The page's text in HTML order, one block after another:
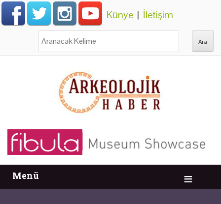
Künye | İletişim
Menü